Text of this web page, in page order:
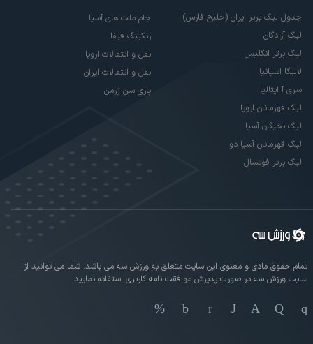
جدول لیگ برتر ایران (خلیج فارس)
لیگ آزادگان
لیگ برتر انگلیس
لالیگا اسپانیا
سری آ ایتالیا
لیگ قهرمانان اروپا
لیگ نخبگان آسیا
لیگ قهرمانان آسیا دو
لیگ برتر فوتسال
جام ملت های آسیا
رنکینگ فیفا
نقل و انتقالات اروپا
نقل و انتقالات ایران
پاری سن ژرمن
تمام حقوق مادی و معنوی این سایت متعلق به ورزش سه می باشد. شما می توانید از
سایت ورزش سه در صورت پذیرش موافقت نامه کاربری استفاده نمایید.